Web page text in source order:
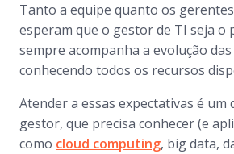
Tanto a equipe quanto os
esperam que o gestor de TI seja o
sempre acompanha a evolução
conhecendo todos os recursos
Atender a essas expectativas é um
gestor, que precisa conhecer (e
como cloud computing, big data,